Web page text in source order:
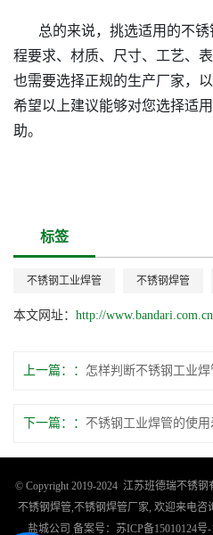
总的来说，挑选适用的不
程要求、材质、尺寸、工艺、
也需要选择正规的生产厂家，
希望以上建议能够对您选择适
助。
标签
不锈钢工业焊管 不锈钢焊管
本文网址： http://
上一篇：
下一篇：
© Copyright 2019-2024 江苏班德瑞不锈
不锈钢焊管 不锈钢焊管厂家 , 欢迎来电
盐城公司 备案号： 苏ICP备15010124号-